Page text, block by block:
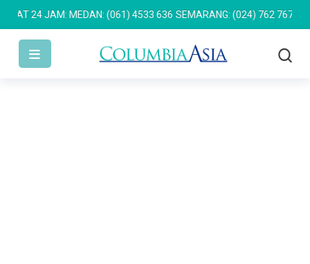
24 JAM: MEDAN: (061) 4533 636 SEMARANG: (024) 762 7676